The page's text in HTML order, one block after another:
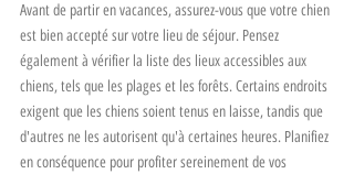
Avant de partir en vacances, assurez-vous que votre chien
est bien accepté sur votre lieu de séjour. Pensez
également à vérifier la liste des lieux accessibles aux
chiens, tels que les plages et les forêts. Certains endroits
exigent que les chiens soient tenus en laisse, tandis que
d'autres ne les autorisent qu'à certaines heures. Planifiez
en conséquence pour profiter sereinement de vos